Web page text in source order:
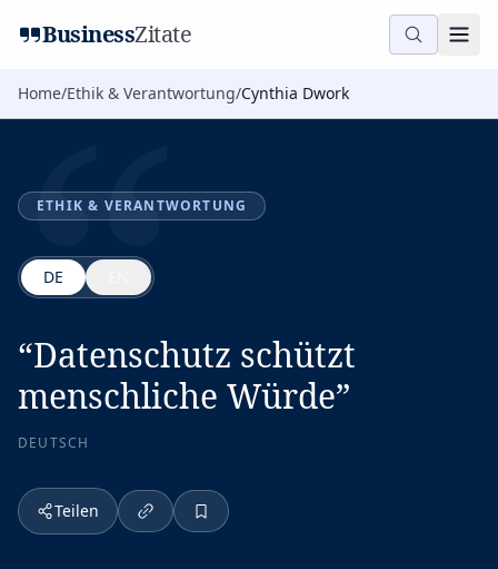
BusinessZitate
Home/Ethik & Verantwortung/Cynthia Dwork
“
ETHIK & VERANTWORTUNG
DE
“Datenschutz schützt
menschliche Würde”
DEUTSCH
Teilen